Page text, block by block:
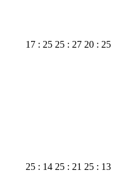
17 : 25 25 : 27 20 : 25
25 : 14 25 : 21 25 : 13